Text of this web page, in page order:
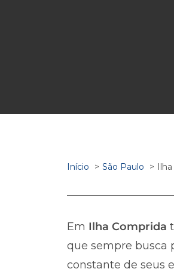
Início São Paulo
Em Ilha Comprida
que sempre busca
constante de seus